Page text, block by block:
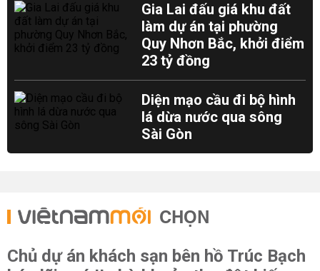
Gia Lai đấu giá khu đất
làm dự án tại phường
Quy Nhơn Bắc, khởi điểm
23 tỷ đồng
Diện mạo cầu đi bộ hình
lá dừa nước qua sông
Sài Gòn
CHỌN
Chủ dự án khách sạn bên hồ Trúc Bạch